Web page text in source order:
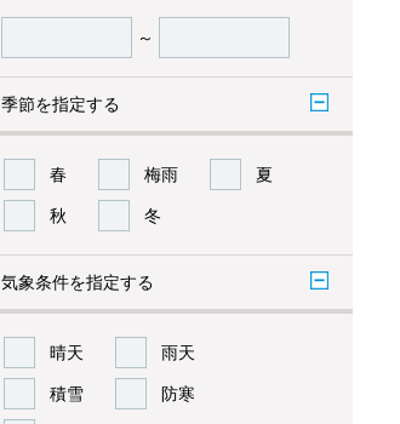
～
季節を指定する
春 梅雨 夏
秋 冬
気象条件を指定する
晴天 雨天
積雪 防寒